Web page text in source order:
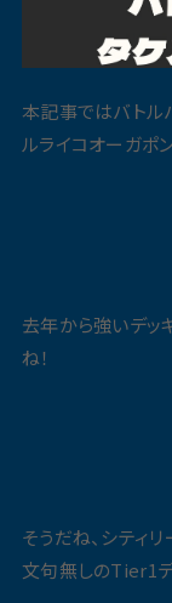
本記事ではバトル
ルライコオーガポ
去年から強いデッ
ね！
そうだね、シティ
文句無しのTier1デ